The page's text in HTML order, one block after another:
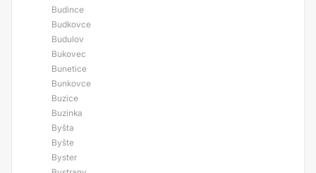
Budince
Budkovce
Budulov
Bukovec
Bunetice
Bunkovce
Buzice
Buzinka
Byšta
Byšte
Byster